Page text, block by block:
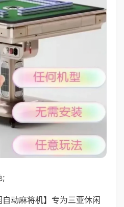
;
自动麻将机】专为三亚休闲